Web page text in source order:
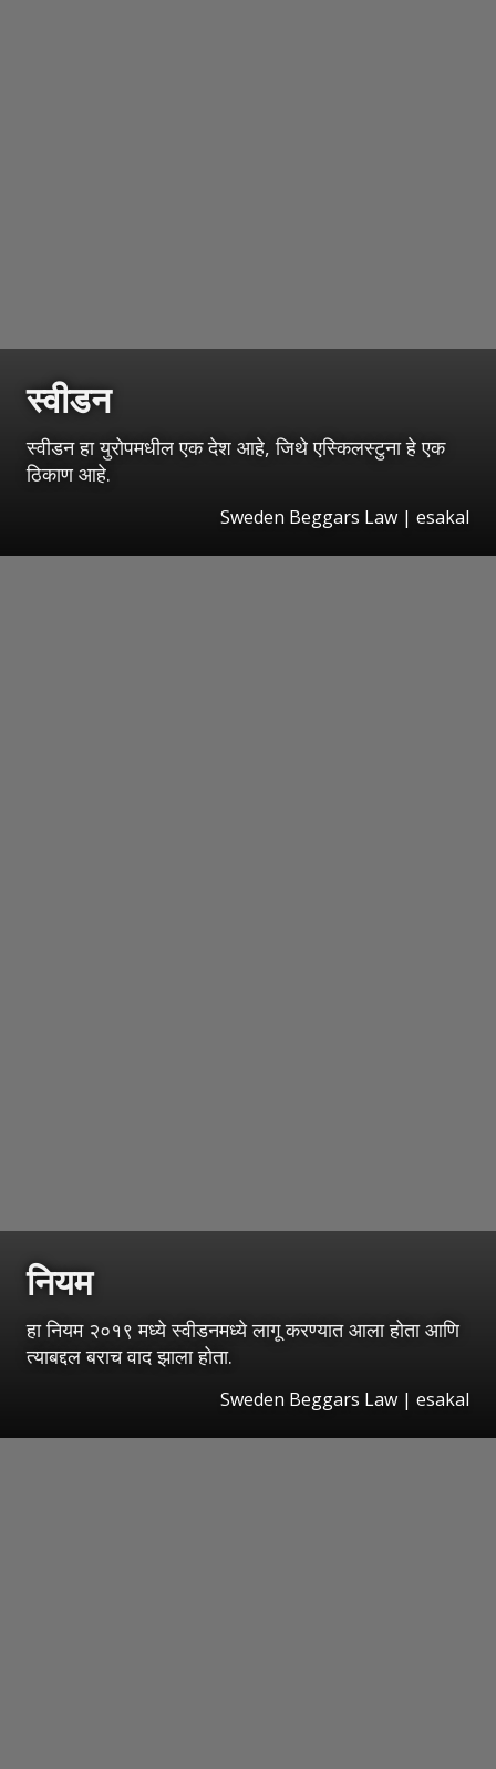
स्वीडन
स्वीडन हा युरोपमधील एक देश आहे, जिथे एस्किलस्टुना हे एक
ठिकाण आहे.
Sweden Beggars Law | esakal
नियम
हा नियम २०१९ मध्ये स्वीडनमध्ये लागू करण्यात आला होता आणि
त्याबद्दल बराच वाद झाला होता.
Sweden Beggars Law | esakal